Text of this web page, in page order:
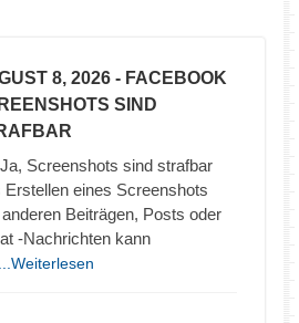
8, 2026 - FACEBOOK
SIND
Ja, Screenshots sind strafbar
Erstellen eines Screenshots
Beiträgen, Posts oder
-Nachrichten kann
...Weiterlesen